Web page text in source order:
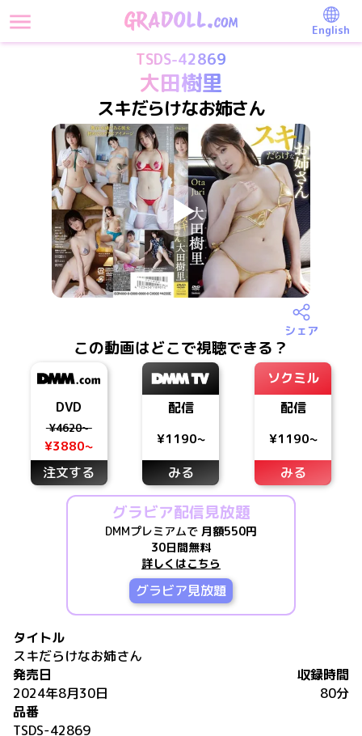
English
TSDS-42869
大田樹里
スキだらけなお姉さん
シェア
この動画はどこで視聴できる？
DVD
¥4620~
¥3880~
注文する
配信
¥1190~
みる
ソクミル
配信
¥1190~
みる
グラビア配信見放題
DMMプレミアムで 月額550円
30日間無料
詳しくはこちら
グラビア見放題
タイトル
スキだらけなお姉さん
発売日
2024年8月30日
収録時間
80分
品番
TSDS-42869